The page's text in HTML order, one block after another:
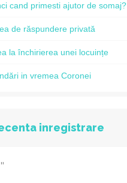
cand primesti ajutor de somaj?
de răspundere privată
la închirierea unei locuințe
in vremea Coronei
inregistrare